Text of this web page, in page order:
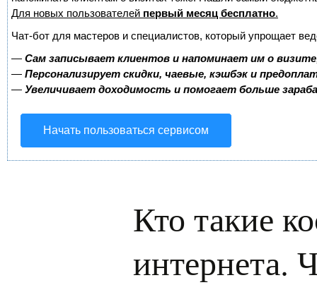
Для новых пользователей первый месяц бесплатно.
Чат-бот для мастеров и специалистов, который упрощает
— Сам записывает клиентов и напоминает им о
— Персонализирует скидки, чаевые, кэшбэк и
— Увеличивает доходимость и помогает больше
Начать пользоваться сервисом
Кто такие
интернета.